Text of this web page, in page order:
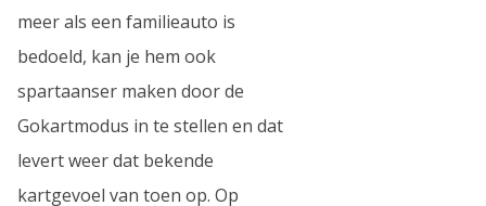
meer als een familieauto is
bedoeld, kan je hem ook
spartaanser maken door de
Gokartmodus in te stellen en dat
levert weer dat bekende
kartgevoel van toen op. Op